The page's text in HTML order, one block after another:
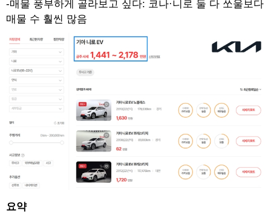
-매물 풍부하게 골라보고 싶다: 코나·니로 둘 다 쏘울보다
매물 수 훨씬 많음
요약